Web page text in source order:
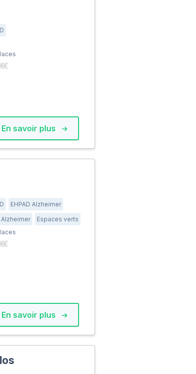
En savoir plus
EHPAD Alzheimer
Alzheimer
Espaces verts
En savoir plus